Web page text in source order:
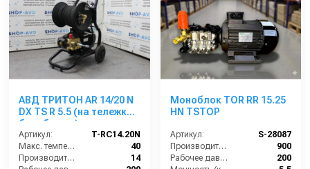
АВД ТРИТОН AR 14/20 N
DX TS R 5.5 (на тележке с
барабаном)
Артикул:
T-RC14.20N
Макс. температура воды (°C):
40
Производительность (л/мин):
14
Моноблок TOR RR 15.25
HN TSTOP
Артикул:
S-28087
Производительность (л/ч):
900
Рабочее давление (бар):
200